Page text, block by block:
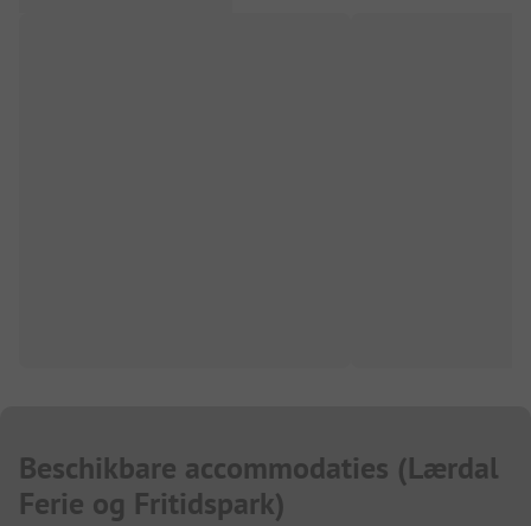
Beschikbare accommodaties (Lærdal
Ferie og Fritidspark)